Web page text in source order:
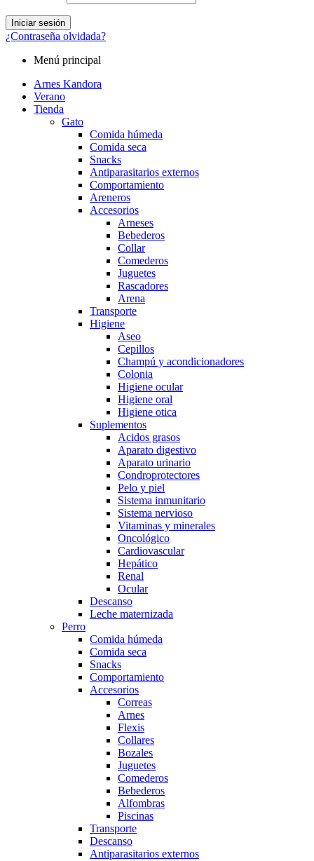
Iniciar sesión
¿Contraseña olvidada?
Menú principal
Arnes Kandora
Verano
Tienda
Gato
Comida húmeda
Comida seca
Snacks
Antiparasitarios externos
Comportamiento
Areneros
Accesorios
Arneses
Bebederos
Collar
Comederos
Juguetes
Rascadores
Arena
Transporte
Higiene
Aseo
Cepillos
Champú y acondicionadores
Colonia
Higiene ocular
Higiene oral
Higiene otica
Suplementos
Acidos grasos
Aparato digestivo
Aparato urinario
Condroprotectores
Pelo y piel
Sistema inmunitario
Sistema nervioso
Vitaminas y minerales
Oncológico
Cardiovascular
Hepático
Renal
Ocular
Descanso
Leche maternizada
Perro
Comida húmeda
Comida seca
Snacks
Comportamiento
Accesorios
Correas
Arnes
Flexis
Collares
Bozales
Juguetes
Comederos
Bebederos
Alfombras
Piscinas
Transporte
Descanso
Antiparasitarios externos